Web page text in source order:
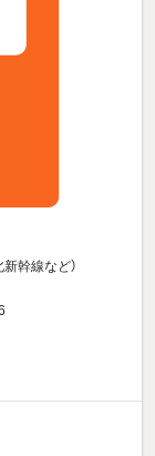
新幹線など）